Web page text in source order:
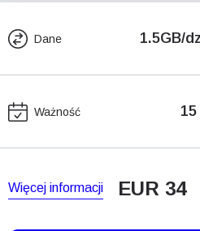
Dane 1.5GB/
Ważność
Więcej informacji EUR 34